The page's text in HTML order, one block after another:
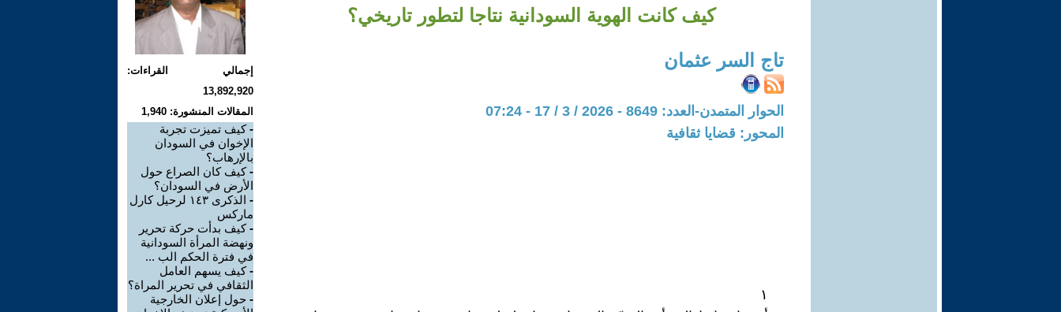
كيف كانت الهوية السودانية نتاجا لتطور تاريخي؟
تاج السر عثمان
الحوار المتمدن-العدد: 8649 - 2026 / 3 / 17 - 07:24
المحور: قضايا ثقافية
١
إجمالي القراءات:
13,892,920
المقالات المنشورة: 1,940
-كيف تميزت تجربة
الإخوان في السودان
بالإرهاب؟
-كيف كان الصراع حول
الأرض في السودان؟
-
الذكرى ١٤٣ لرحيل كارل
ماركس
-كيف بدأت حركة تحرير
ونهضة المرأة السودانية
في فترة الحكم الب ...
-كيف يسهم العامل
الثقافي في تحرير المراة؟
- حول إعلان الخارجية